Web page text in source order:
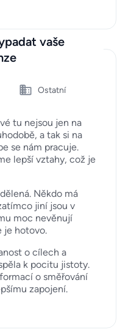
vaše
Ostatní
tu nejsou jen na
a tak si na
se nám pracuje.
lepší vztahy, což je
Někdo má
jiní jsou v
moc nevěnují
je hotovo.
o cílech a
k pocitu jistoty.
o směřování
zapojení.